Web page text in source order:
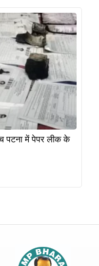
पटना में पेपर लीक के